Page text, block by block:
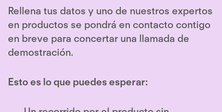
Rellena tus datos y uno de nuestros expertos
en productos se pondrá en contacto contigo
en breve para concertar una llamada de
demostración.
Esto es lo que puedes esperar: